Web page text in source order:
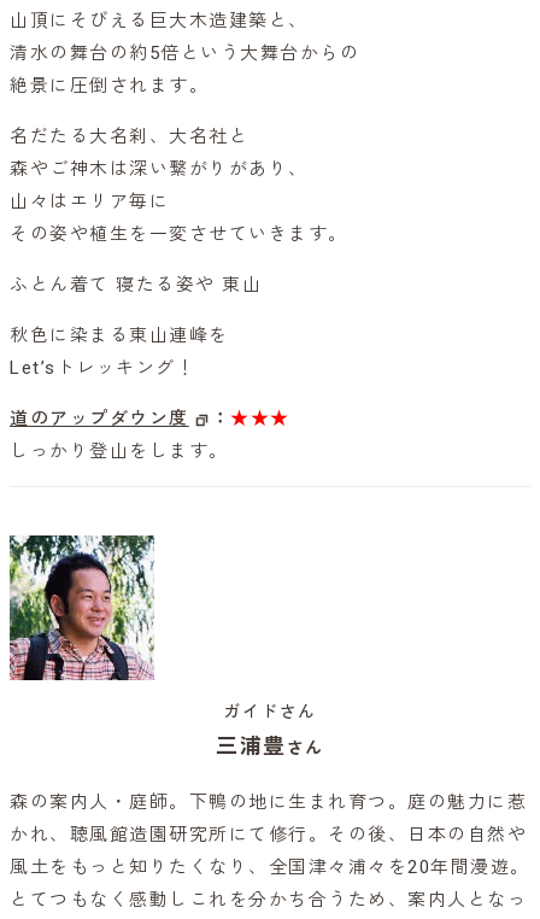
山頂にそびえる巨大木造建築と、
清水の舞台の約5倍という大舞台からの
絶景に圧倒されます。
名だたる大名刹、大名社と
森やご神木は深い繋がりがあり、
山々はエリア毎に
その姿や植生を一変させていきます。
ふとん着て 寝たる姿や 東山
秋色に染まる東山連峰を
Let’sトレッキング！
道のアップダウン度 ： ★★★
しっかり登山をします。
ガイドさん
三浦豊 さん
森の案内人・庭師。下鴨の地に生まれ育つ。庭の魅力に惹
かれ、聴風館造園研究所にて修行。その後、日本の自然や
風土をもっと知りたくなり、全国津々浦々を20年間漫遊。
とてつもなく感動しこれを分かち合うため、案内人となっ